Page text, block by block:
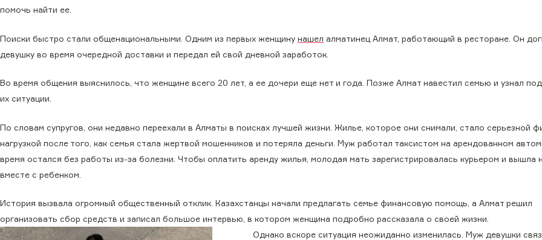
помочь найти ее.
Поиски быстро стали общенациональными. Одним из первых женщину нашел алматинец Алмат, работающий в ресторане. Он
девушку во время очередной доставки и передал ей свой дневной заработок.
Во время общения выяснилось, что женщине всего 20 лет, а ее дочери еще нет и года. Позже Алмат навестил семью и узнал
их ситуации.
По словам супругов, они недавно переехали в Алматы в поисках лучшей жизни. Жилье, которое они снимали, стало серьезной
нагрузкой после того, как семья стала жертвой мошенников и потеряла деньги. Муж работал таксистом на арендованном
время остался без работы из-за болезни. Чтобы оплатить аренду жилья, молодая мать зарегистрировалась курьером и вышла
вместе с ребенком.
История вызвала огромный общественный отклик. Казахстанцы начали предлагать семье финансовую помощь, а Алмат решил
организовать сбор средств и записал большое интервью, в котором женщина подробно рассказала о своей жизни.
Однако вскоре ситуация неожиданно изменилась. Муж девушки